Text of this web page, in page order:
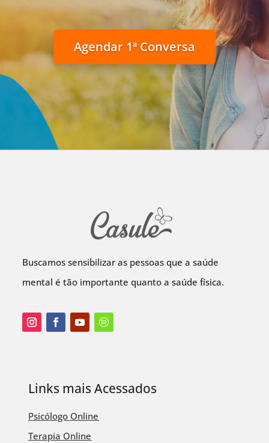
Agendar 1ª Conversa
Buscamos sensibilizar as pessoas que a saúde
mental é tão importante quanto a saúde física.
Links mais Acessados
Psicólogo Online
Terapia Online